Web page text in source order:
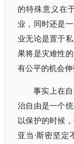
的特殊意义在
业，同时还是
业无论是置于
果将是灾难性
有公平的机会伸
事实上在
治自由是一个
以保护的时候
亚当·斯密坚